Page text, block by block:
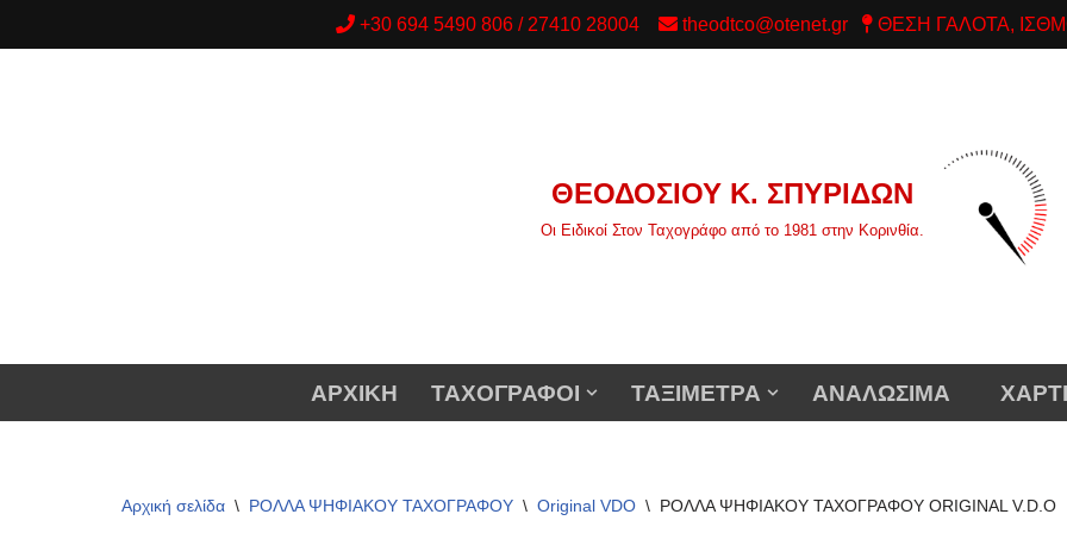
+30 694 5490 806 / 27410 28004 theodtco@otenet.gr ΘΕΣΗ ΓΑΛΟΤΑ,
ΘΕΟΔΟΣΙΟΥ Κ. ΣΠΥΡΙΔΩΝ
Οι Ειδικοί Στον Ταχογράφο από το 1981 στην Κορινθία.
ΑΡΧΙΚΗ ΤΑΧΟΓΡΑΦΟΙ ΤΑΞΙΜΕΤΡΑ ΑΝΑΛΩΣΙΜΑ
Αρχική σελίδα \ ΡΟΛΛΑ ΨΗΦΙΑΚΟΥ ΤΑΧΟΓΡΑΦΟΥ \ Original VDO \ ΡΟΛΛΑ ΨΗΦΙΑΚΟΥ ΤΑΧΟΓΡΑΦΟΥ ORIGINAL V.D.O